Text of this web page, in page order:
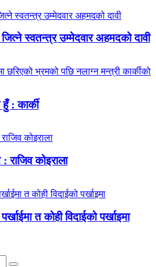
स्वतन्त्र उम्मेदवार अहमदको दावी
: कार्की
राजिव कोइराला
त कोही विदाईको पर्खाइमा